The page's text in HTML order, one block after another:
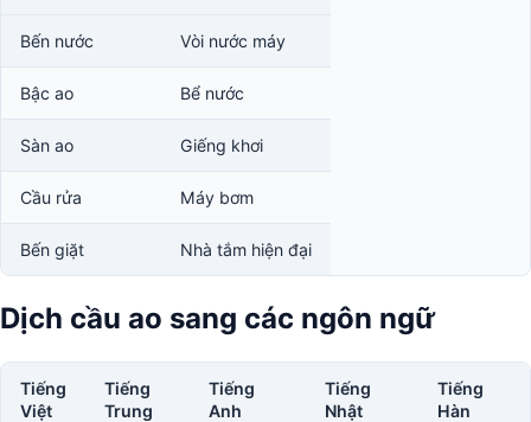
Bến nước Vòi nước máy
Bậc ao Bể nước
Sàn ao Giếng khơi
Cầu rửa Máy bơm
Bến giặt Nhà tắm hiện đại
Dịch cầu ao sang các ngôn ngữ
Tiếng
Việt
Tiếng
Trung
Tiếng
Anh
Tiếng
Nhật
Tiếng
Hàn